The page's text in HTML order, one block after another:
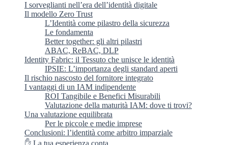
I sorveglianti nell’era dell’identità digitale
Il modello Zero Trust
L’Identità come pilastro della sicurezza
Le fondamenta
Better together: gli altri pilastri
ABAC, ReBAC, DLP
Identity Fabric: il Tessuto che unisce le identità
IPSIE: L’importanza degli standard aperti
Il rischio nascosto del fornitore integrato
I vantaggi di un IAM indipendente
ROI Tangibile e Benefici Misurabili
Valutazione della maturità IAM: dove ti trovi?
Una valutazione equilibrata
Per le piccole e medie imprese
Conclusioni: l’identità come arbitro imparziale